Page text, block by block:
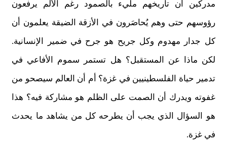
مدركين أن تاريخهم مليء بالصمود رغم الألم يرفعون
رؤوسهم حتى وهم يُحاصَرون في الأزقة الضيقة يعلمون أن
كل جدار مهدوم وكل جريح هو جرح في ضمير الإنسانية.
لكن ماذا عن المستقبل؟ هل تستمر سموم الأفاعي في
تدمير حياة الفلسطينيين في غزة؟ أم أن العالم سيصحو من
غفوته ويدرك أن الصمت على الظلم هو مشاركة فيه؟ هذا
هو السؤال الذي يجب أن يطرحه كل من يشاهد ما يحدث
في غزة.